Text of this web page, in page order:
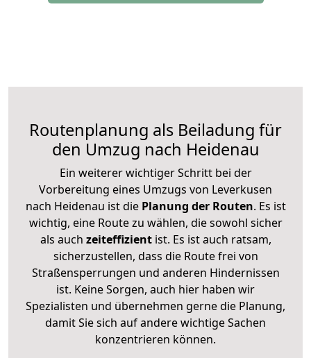
Routenplanung als Beiladung für
den Umzug nach Heidenau
Ein weiterer wichtiger Schritt bei der
Vorbereitung eines Umzugs von Leverkusen
nach Heidenau ist diePlanung der Routen. Es ist
wichtig, eine Route zu wählen, die sowohl sicher
als auch zeiteffizientist. Es ist auch ratsam,
sicherzustellen, dass die Route frei von
Straßensperrungen und anderen Hindernissen
ist. Keine Sorgen, auch hier haben wir
Spezialisten und übernehmen gerne die Planung,
damit Sie sich auf andere wichtige Sachen
konzentrieren können.